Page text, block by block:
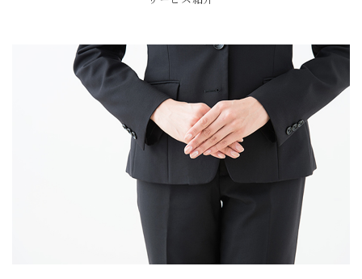
人の明確な同意がある場合または法令等の裏付けがあ
る場合以外には収集しません。
当社が個人情報の処理を伴う業務を外部から受託する
場合や外部へ委託する場合は、個人情報に関する秘密
の保持、再委託に関する事項、事故時の責任分担、契
約終了時の個人情報の返却および消去等について定
め、それに従います。
個人情報は、本人の同意を得た範囲内で利用、提供し
個人情報の管理について